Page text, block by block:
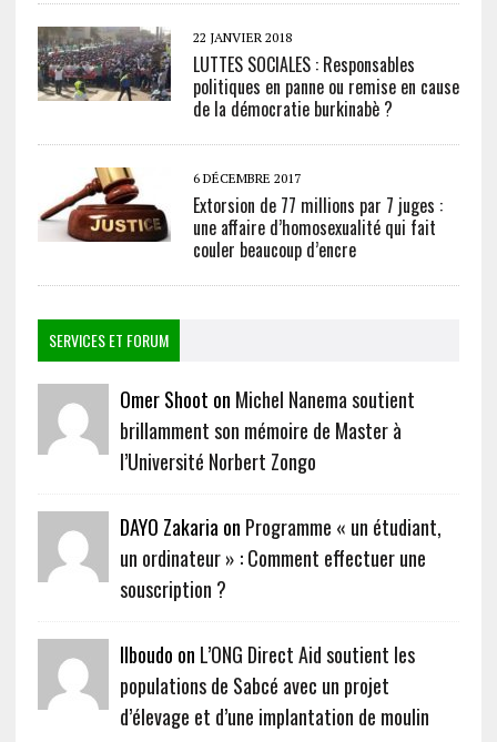
22 JANVIER 2018
LUTTES SOCIALES : Responsables
politiques en panne ou remise en cause
de la démocratie burkinabè ?
6 DÉCEMBRE 2017
Extorsion de 77 millions par 7 juges :
une affaire d’homosexualité qui fait
couler beaucoup d’encre
SERVICES ET FORUM
Omer Shoot on Michel Nanema soutient
brillamment son mémoire de Master à
l’Université Norbert Zongo
DAYO Zakaria on Programme « un étudiant,
un ordinateur » : Comment effectuer une
souscription ?
Ilboudo on L’ONG Direct Aid soutient les
populations de Sabcé avec un projet
d’élevage et d’une implantation de moulin